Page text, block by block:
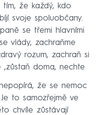
tím, že každý, kdo
svoje spoluobčany.
se třemi hlavními
vlády, zachraňme
rozum, zachraň si
doma, nechte
že se nemoc
to samozřejmě ve
chvíle zůstávají